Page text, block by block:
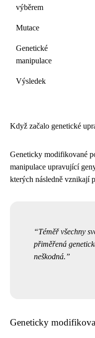
výběrem
Mutace
Genetické
manipulace
Výsledek
Když začalo genetické
Geneticky modifikované
manipulace upravující
kterých následně vznikají
Téměř všechny
přiměřená
neškodná.
Geneticky